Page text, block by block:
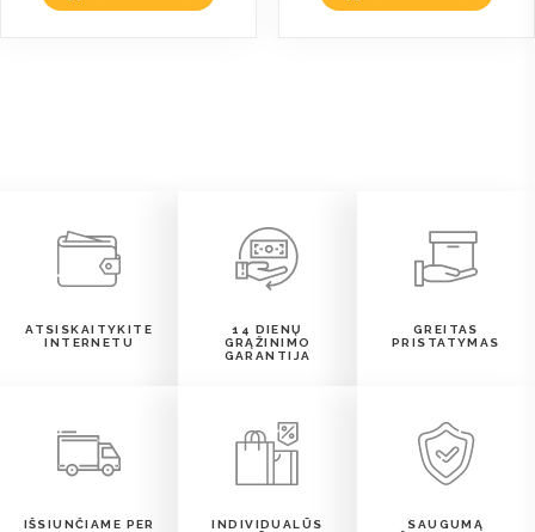
ATSISKAITYKITE
INTERNETU
14 DIENŲ
GRĄŽINIMO
GARANTIJA
GREITAS
PRISTATYMAS
IŠSIUNČIAME PER
INDIVIDUALŪS
SAUGUMĄ